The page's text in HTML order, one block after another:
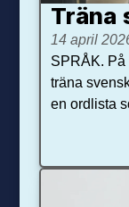
Träna
14 april
SPRÅK. På
träna
en ordlista